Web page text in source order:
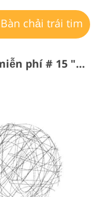
Bàn chải trái tim
Bàn chải Photoshop trái tim miễn phí # 15 "Scrawl"